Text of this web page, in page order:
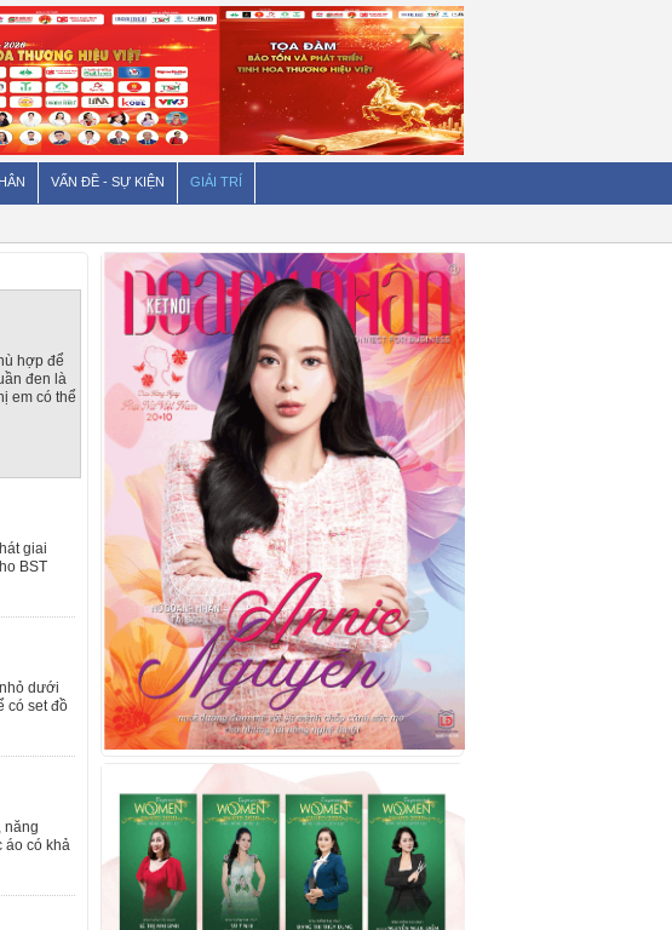
VẤN ĐỀ - SỰ KIỆN GIẢI TRÍ
hợp để
đen là
em có thể
giai
BST
dưới
có set đồ
năng
áo có khả